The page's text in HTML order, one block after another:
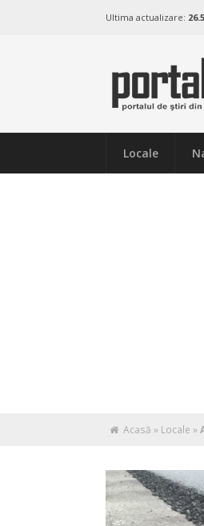
Ultima actualizare:
Locale
Acasă » Locale »